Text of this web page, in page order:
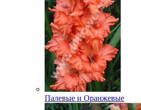
Палевые и Оранжевые